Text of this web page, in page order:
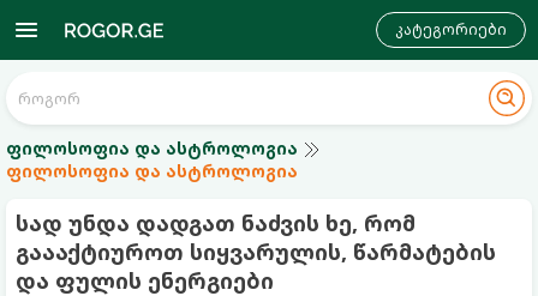
კატეგორიები
ფილოსოფია და ასტროლოგია
ფილოსოფია და ასტროლოგია
სად უნდა დადგათ ნაძვის ხე, რომ
გაააქტიუროთ სიყვარულის, წარმატების
და ფულის ენერგიები